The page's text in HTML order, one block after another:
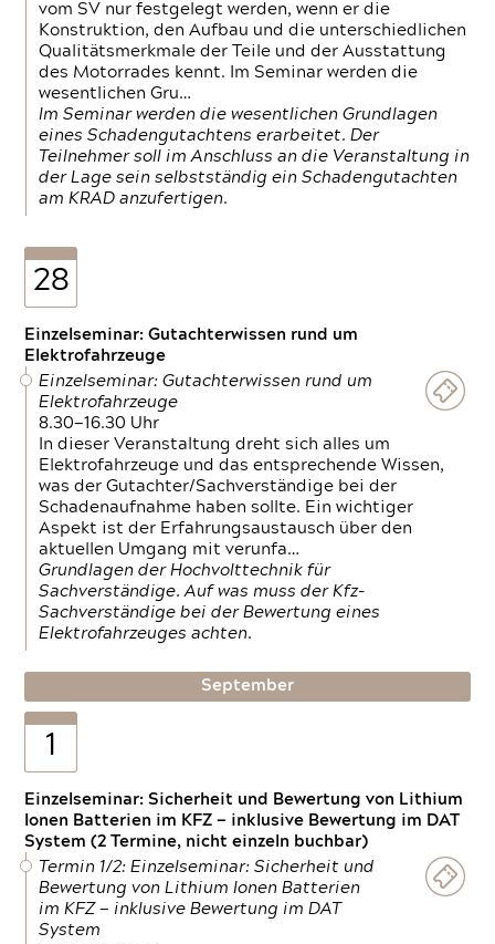
vom SV nur festgelegt werden, wenn er die
Konstruktion, den Aufbau und die unterschiedlichen
Qualitätsmerkmale der Teile und der Ausstattung
des Motorrades kennt. Im Seminar werden die
wesentlichen Gru…
Im Seminar werden die wesentlichen Grundlagen
eines Schadengutachtens erarbeitet. Der
Teilnehmer soll im Anschluss an die Veranstaltung in
der Lage sein selbstständig ein Schadengutachten
am KRAD anzufertigen.
28
Einzelseminar: Gutachterwissen rund um
Elektrofahrzeuge
Einzelseminar: Gutachterwissen rund um
Elektrofahrzeuge
8.30—16.30 Uhr
In dieser Veranstaltung dreht sich alles um
Elektrofahrzeuge und das entsprechende Wissen,
was der Gutachter/Sachverständige bei der
Schadenaufnahme haben sollte. Ein wichtiger
Aspekt ist der Erfahrungsaustausch über den
aktuellen Umgang mit verunfa…
Grundlagen der Hochvolttechnik für
Sachverständige. Auf was muss der Kfz-
Sachverständige bei der Bewertung eines
Elektrofahrzeuges achten.
September
1
Einzelseminar: Sicherheit und Bewertung von Lithium
Ionen Batterien im KFZ — inklusive Bewertung im DAT
System (2 Termine, nicht einzeln buchbar)
Termin 1/2: Einzelseminar: Sicherheit und
Bewertung von Lithium Ionen Batterien
im KFZ — inklusive Bewertung im DAT
System